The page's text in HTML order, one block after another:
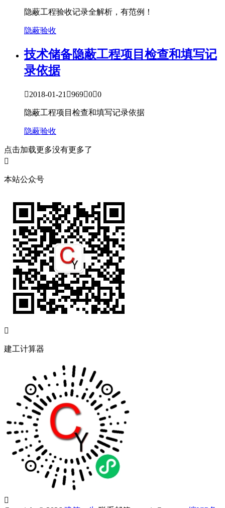
隐蔽工程验收记录全解析，有范例！
隐蔽验收
技术储备隐蔽工程项目检查和填写记
录依据
2018-01-21 96900
隐蔽工程项目检查和填写记录依据
隐蔽验收
点击加载更多没有更多了

本站公众号

建工计算器
